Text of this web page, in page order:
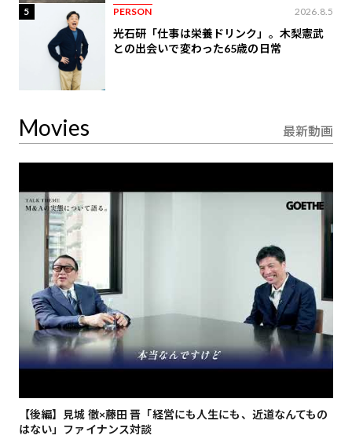
5 PERSON 2026.8.5
光石研「仕事は栄養ドリンク」。木梨憲武
との出会いで変わった65歳の日常
Movies 最新動画
【後編】見城 徹×藤田 晋「経営にも人生にも、近道なんてもの
はない」ファイナンス対談